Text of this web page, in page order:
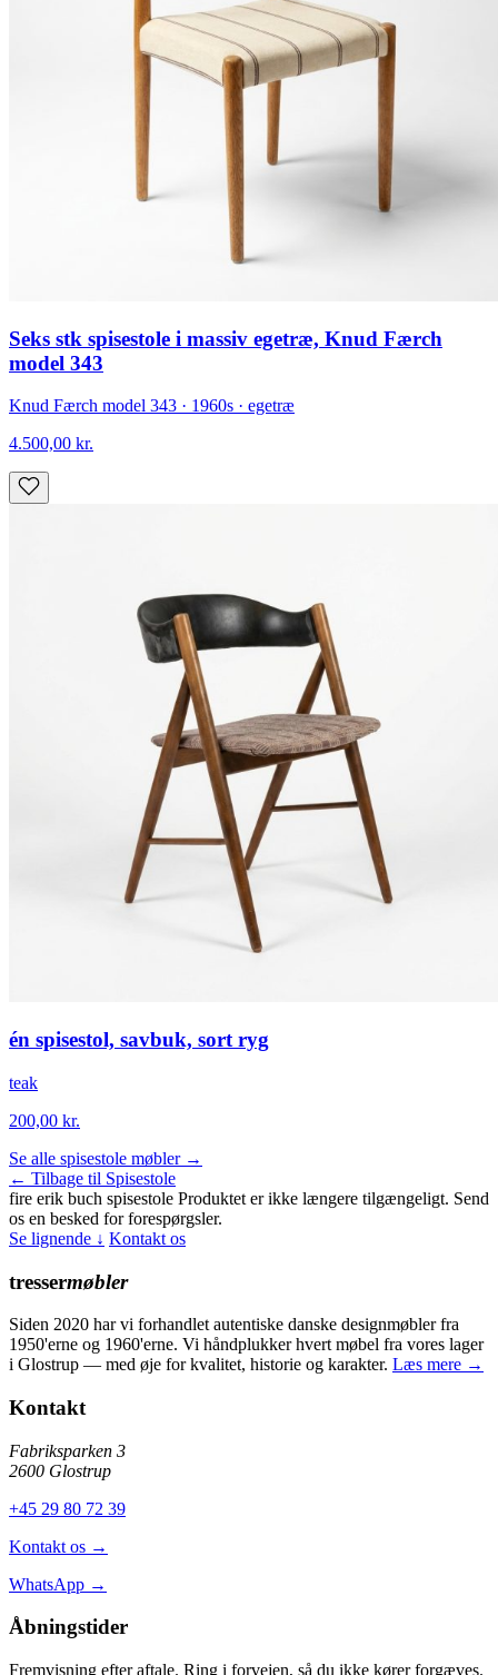
Seks stk spisestole i massiv egetræ, Knud Færch
model 343
Knud Færch model 343 · 1960s · egetræ
4.500,00 kr.
én spisestol, savbuk, sort ryg
teak
200,00 kr.
Se alle spisestole møbler →
← Tilbage til Spisestole
fire erik buch spisestole Produktet er ikke længere tilgængeligt. Send
os en besked for forespørgsler.
Se lignende ↓ Kontakt os
tressermøbler
Siden 2020 har vi forhandlet autentiske danske designmøbler fra
1950'erne og 1960'erne. Vi håndplukker hvert møbel fra vores lager
i Glostrup — med øje for kvalitet, historie og karakter. Læs mere →
Kontakt
Fabriksparken 3
2600 Glostrup
+45 29 80 72 39
Kontakt os →
WhatsApp →
Åbningstider
Fremvisning efter aftale. Ring i forvejen, så du ikke kører forgæves.